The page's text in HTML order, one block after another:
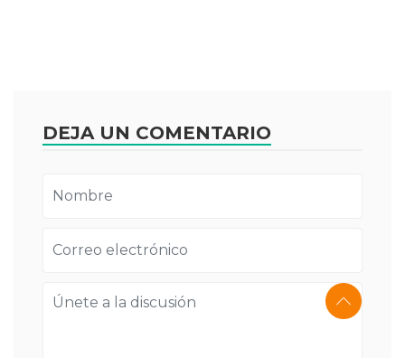
DEJA UN COMENTARIO